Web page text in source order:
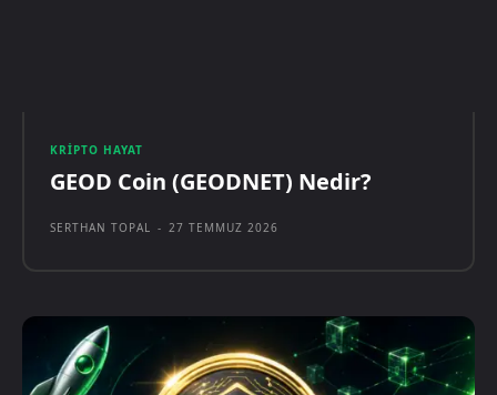
KRIPTO HAYAT
GEOD Coin (GEODNET) Nedir?
SERTHAN TOPAL - 27 TEMMUZ 2026